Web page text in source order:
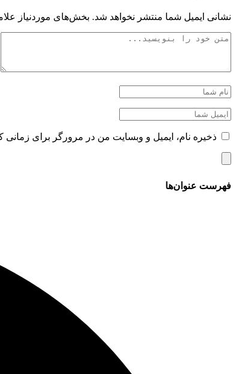
نشانی ایمیل شما منتشر نخواهد شد. بخش‌های موردنیاز
ذخیره نام، ایمیل و وبسایت من در مرورگر برای زمانی
فهرست عنوان‌ها